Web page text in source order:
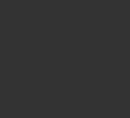
OHIA